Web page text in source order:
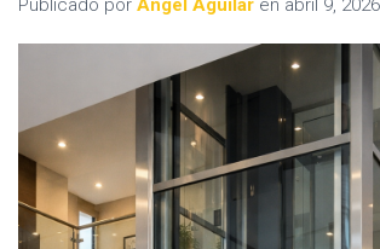
Publicado por Angel Aguilar en abril 9, 2026